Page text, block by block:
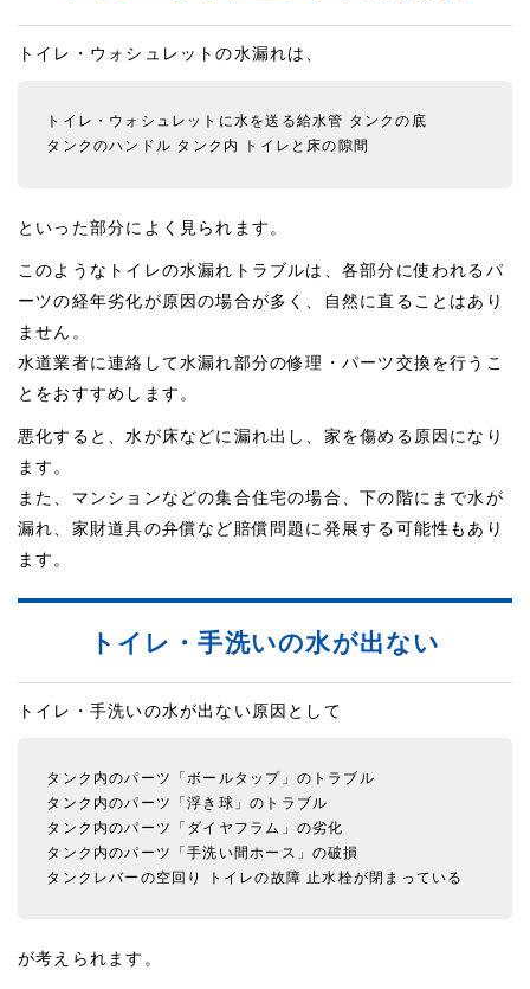
トイレ・ウォシュレットの水漏れは、
トイレ・ウォシュレットに水を送る給水管 タンクの底
タンクのハンドル タンク内 トイレと床の隙間
といった部分によく見られます。
このようなトイレの水漏れトラブルは、各部分に使われるパ
ーツの経年劣化が原因の場合が多く、自然に直ることはあり
ません。
水道業者に連絡して水漏れ部分の修理・パーツ交換を行うこ
とをおすすめします。
悪化すると、水が床などに漏れ出し、家を傷める原因になり
ます。
また、マンションなどの集合住宅の場合、下の階にまで水が
漏れ、家財道具の弁償など賠償問題に発展する可能性もあり
ます。
トイレ・手洗いの水が出ない
トイレ・手洗いの水が出ない原因として
タンク内のパーツ「ボールタップ」のトラブル
タンク内のパーツ「浮き球」のトラブル
タンク内のパーツ「ダイヤフラム」の劣化
タンク内のパーツ「手洗い間ホース」の破損
タンクレバーの空回り
トイレの故障 止水栓が閉まっている
が考えられます。